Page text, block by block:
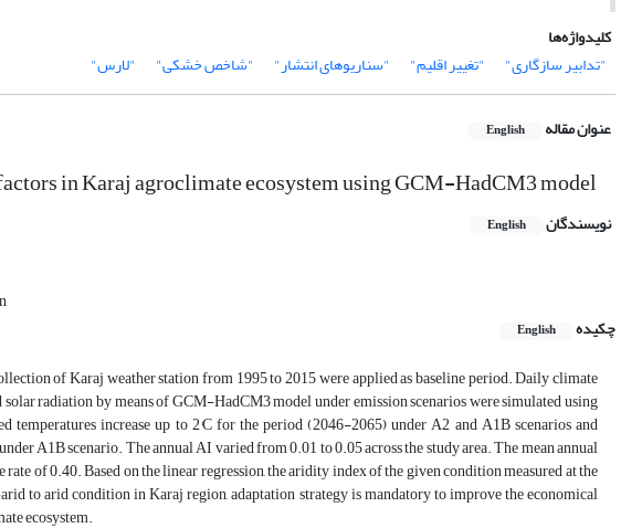
کلیدواژه‌ها
"تدابیر سازگاری"
"تغییر اقلیم" "سناریوهای انتشار" "شاخص خشکی" "لارس"
عنوان مقاله English
in Karaj agroclimate ecosystem using GCM-HadCM3 model
نویسندگان English
چکیده
English
of Karaj weather station from 1995 to 2015 were applied as baseline period. Daily climate
radiation by means of GCM-HadCM3 model under emission scenarios were simulated using
increase up to 2°C for the period (2046-2065) under A2 and A1B scenarios and
A1B scenario. The annual AI varied from 0.01 to 0.05 across the study area. The mean annual
of 0.40. Based on the linear regression, the aridity index of the given condition measured at the
to arid condition in Karaj region, adaptation strategy is mandatory to improve the economical
ecosystem.